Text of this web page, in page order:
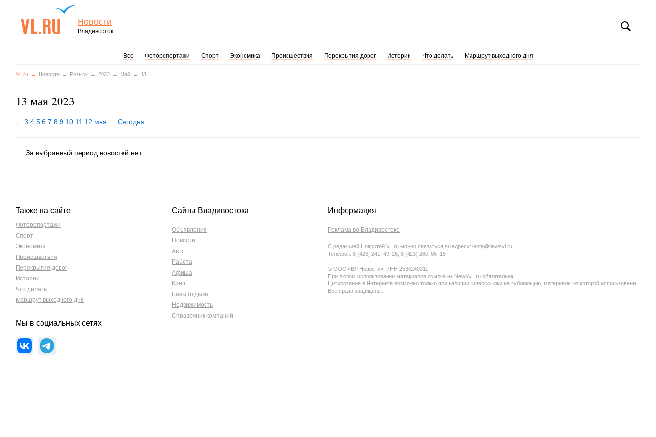
Новости
Владивосток
Все Фоторепортажи Спорт Экономика Происшествия Перекрытия дорог Истории Что делать Маршрут выходного дня
VL.ru Новости Розыск 2023 Май 13
13 мая 2023
← 3 4 5 6 7 8 9 10 11 12 мая Сегодня
За выбранный период новостей нет.
Также на сайте
Фоторепортажи
Спорт
Экономика
Происшествия
Перекрытия дорог
Истории
Что делать
Маршрут выходного дня
Мы в социальных сетях
Сайты Владивостока
Объявления
Новости
Авто
Работа
Афиша
Кино
Базы отдыха
Недвижимость
Справочник компаний
Информация
Реклама во Владивостоке
С редакцией Новостей VL.ru можно связаться по адресу: lenta@newsvl.ru
Телефон: 8 (423) 241−49−26, 8 (423) 280−66−15
© ООО «ВЛ Новости», ИНН 2536240311
При любом использовании материалов ссылка на NewsVL.ru обязательна.
Цитирование в Интернете возможно только при наличии гиперссылки на публикацию, материалы из которой использованы.
Все права защищены.